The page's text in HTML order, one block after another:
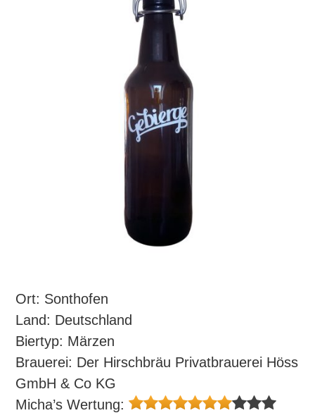
Ort: Sonthofen
Land: Deutschland
Biertyp: Märzen
Brauerei: Der Hirschbräu Privatbrauerei Höss
GmbH & Co KG
Micha’s Wertung: